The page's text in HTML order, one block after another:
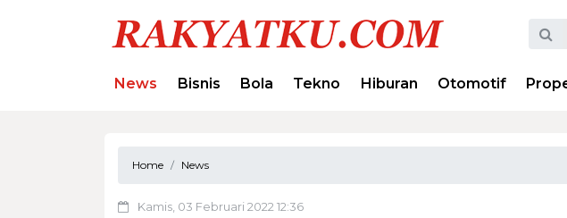
News Bisnis Bola Tekno Hiburan Otomotif
Home News
Kamis, 03 Februari 2022 12:36